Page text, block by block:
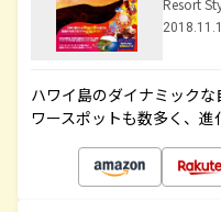
Resort
ハワイ島のダイナミック
ワースポットも数多く、進